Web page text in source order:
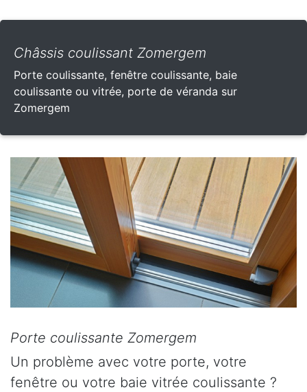
Châssis coulissant Zomergem
Porte coulissante, fenêtre coulissante, baie
coulissante ou vitrée, porte de véranda sur
Zomergem
Porte coulissante Zomergem
Un problème avec votre porte, votre
fenêtre ou votre baie vitrée coulissante ?